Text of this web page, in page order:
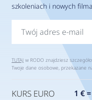
szkoleniach i nowych
TUTAJ w RODO znajdziesz
Twoje dane osobowe, przekazane
KURS EURO 1 € =